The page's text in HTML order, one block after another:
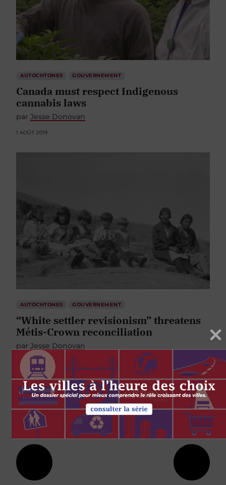
AUTOCHTONES GOUVERNEMENT
Canada must respect Indigenous
cannabis laws
par Jesse Donovan
1 AOÛT 2019
AUTOCHTONES GOUVERNEMENT
“White settler revisionism” threatens
Métis-Crown reconciliation
par Jesse Donovan
6 FÉVRIER 2018